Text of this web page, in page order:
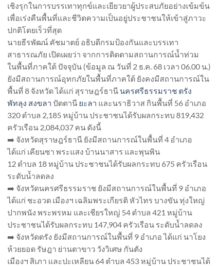
เชิงรุกในการบรรเทาทุกข์และเยียวยาผู้ประสบภัยอย่างเข้มข้น
เพื่อเร่งคืนพื้นที่และชีวิตความเป็นอยู่ประชาชนให้เข้าสู่ภาวะ
ปกติโดยเร็วที่สุด
นายธีรพัฒน์ คัชมาตย์ อธิบดีกรมป้องกันและบรรเทา
สาธารณภัย เปิดเผยว่า จากการติดตามสถานการณ์น้ำท่วม
ในพื้นที่ภาคใต้ ปัจจุบัน (ข้อมูล ณ วันที่ 2 ธ.ค. 68 เวลา 06.00 น.)
ยังมีสถานการณ์อุทกภัยในพื้นที่ภาคใต้ ยังคงมีสถานการณ์ใน
พื้นที่ 8 จังหวัด ได้แก่ สุราษฎร์ธานี นครศรีธรรมราช ตรัง
พัทลุง สงขลา ปัตตานี ยะลา และนราธิวาส กินพื้นที่ 56 อำเภอ
320 ตำบล 2,185 หมู่บ้าน ประชาชนได้รับผลกระทบ 819,432
ครัวเรือน 2,084,037 คน ดังนี้
➡️ จังหวัดสุราษฎร์ธานี ยังมีสถานการณ์ในพื้นที่ 4 อำเภอ
ได้แก่ เคียนซา พระแสง บ้านนาสาร และพุนพิน
12 ตำบล 18 หมู่บ้าน ประชาชนได้รับผลกระทบ 675 ครัวเรือน
ระดับน้ำลดลง
➡️ จังหวัดนครศรีธรรมราช ยังมีสถานการณ์ในพื้นที่ 9 อำเภอ
ได้แก่ ชะอวด เมืองฯ เฉลิมพระเกียรติ หัวไทร บางขัน ทุ่งใหญ่
ปากพนัง พระพรหม และเชียรใหญ่ 54 ตำบล 421 หมู่บ้าน
ประชาชนได้รับผลกระทบ 147,904 ครัวเรือน ระดับน้ำลดลง
➡️ จังหวัดตรัง ยังมีสถานการณ์ในพื้นที่ 9 อำเภอ ได้แก่ นาโยง
ห้วยยอด รัษฎา ย่านตาขาว วังวิเศษ กันตัง
เมืองฯ สิเภา และปะเหลียน 64 ตำบล 453 หมู่บ้าน ประชาชนได้